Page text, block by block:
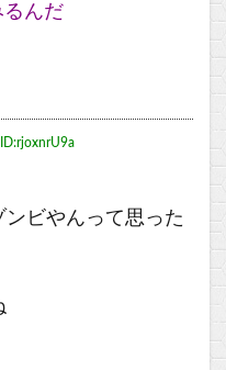
るんだ
ビやんって思った